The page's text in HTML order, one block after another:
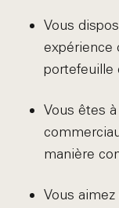
Vous
expérience
portefeuille
Vous êtes
manière
Vous